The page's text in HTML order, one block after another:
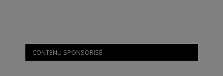
CONTENU SPONSORISÉ